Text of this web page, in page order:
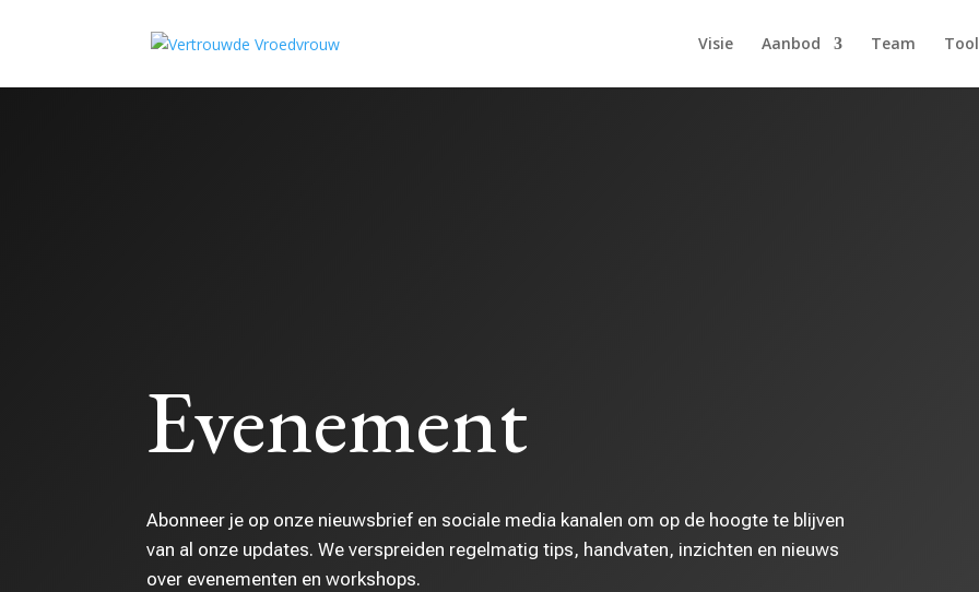
Visie Aanbod Team
Evenement
Abonneer je op onze nieuwsbrief en sociale media kanalen om op de hoogte te blijven
van al onze updates. We verspreiden regelmatig tips, handvaten, inzichten en nieuws
over evenementen en workshops.